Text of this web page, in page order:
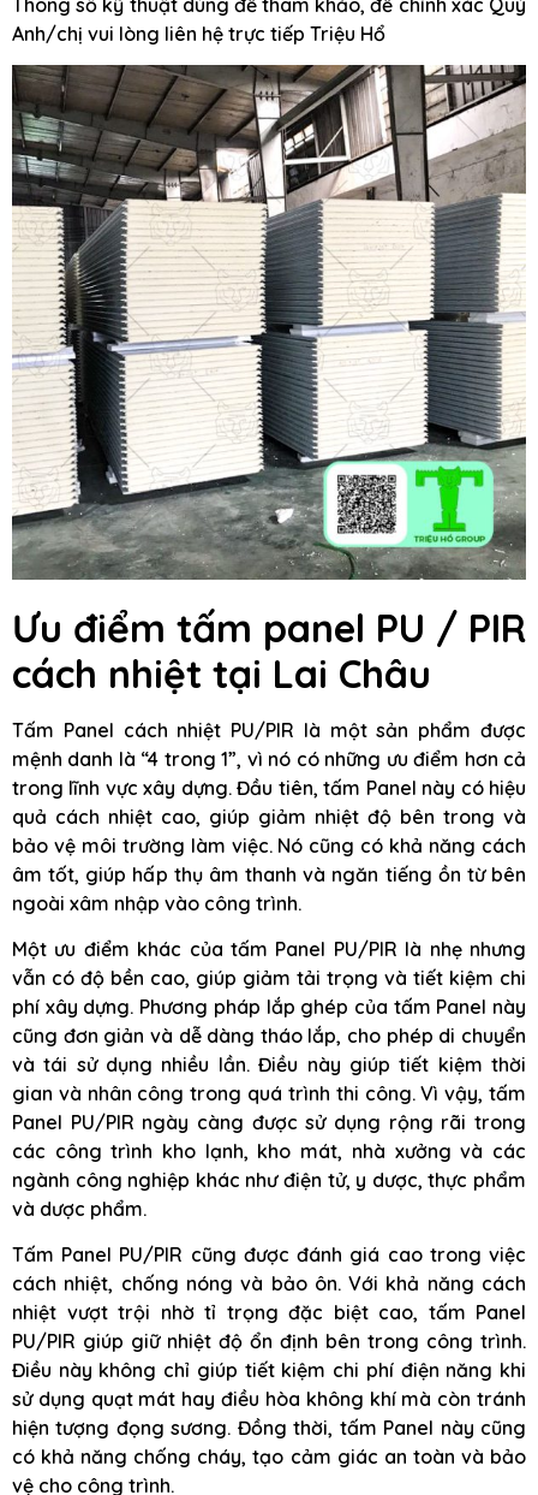
Anh/chị vui lòng liên hệ trực tiếp Triệu Hổ
Ưu điểm tấm panel PU / PIR
cách nhiệt tại Lai Châu
Tấm Panel cách nhiệt PU/PIR là một sản phẩm được
mệnh danh là “4 trong 1”, vì nó có những ưu điểm hơn cả
trong lĩnh vực xây dựng. Đầu tiên, tấm Panel này có hiệu
quả cách nhiệt cao, giúp giảm nhiệt độ bên trong và
bảo vệ môi trường làm việc. Nó cũng có khả năng cách
âm tốt, giúp hấp thụ âm thanh và ngăn tiếng ồn từ bên
ngoài xâm nhập vào công trình.
Một ưu điểm khác của tấm Panel PU/PIR là nhẹ nhưng
vẫn có độ bền cao, giúp giảm tải trọng và tiết kiệm chi
phí xây dựng. Phương pháp lắp ghép của tấm Panel này
cũng đơn giản và dễ dàng tháo lắp, cho phép di chuyển
và tái sử dụng nhiều lần. Điều này giúp tiết kiệm thời
gian và nhân công trong quá trình thi công. Vì vậy, tấm
Panel PU/PIR ngày càng được sử dụng rộng rãi trong
các công trình kho lạnh, kho mát, nhà xưởng và các
ngành công nghiệp khác như điện tử, y dược, thực phẩm
và dược phẩm.
Tấm Panel PU/PIR cũng được đánh giá cao trong việc
cách nhiệt, chống nóng và bảo ôn. Với khả năng cách
nhiệt vượt trội nhờ tỉ trọng đặc biệt cao, tấm Panel
PU/PIR giúp giữ nhiệt độ ổn định bên trong công trình.
Điều này không chỉ giúp tiết kiệm chi phí điện năng khi
sử dụng quạt mát hay điều hòa không khí mà còn tránh
hiện tượng đọng sương. Đồng thời, tấm Panel này cũng
có khả năng chống cháy, tạo cảm giác an toàn và bảo
vệ cho công trình.